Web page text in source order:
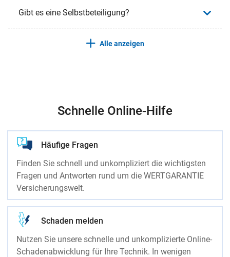
Gibt es eine Selbstbeteiligung?
Alle anzeigen
Schnelle Online-Hilfe
Häufige Fragen
Finden Sie schnell und unkompliziert die wichtigsten
Fragen und Antworten rund um die WERTGARANTIE
Versicherungswelt.
Schaden melden
Nutzen Sie unsere schnelle und unkomplizierte Online-
Schadenabwicklung für Ihre Technik. In wenigen